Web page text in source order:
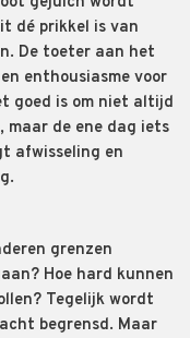
dé prikkel is van
De toeter aan het
enthousiasme voor
goed is om niet altijd
de ene dag iets
afwisseling en
grenzen
? Hoe hard kunnen
Tegelijk wordt
begrensd. Maar